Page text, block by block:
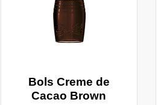
Bols Creme de
Cacao Brown